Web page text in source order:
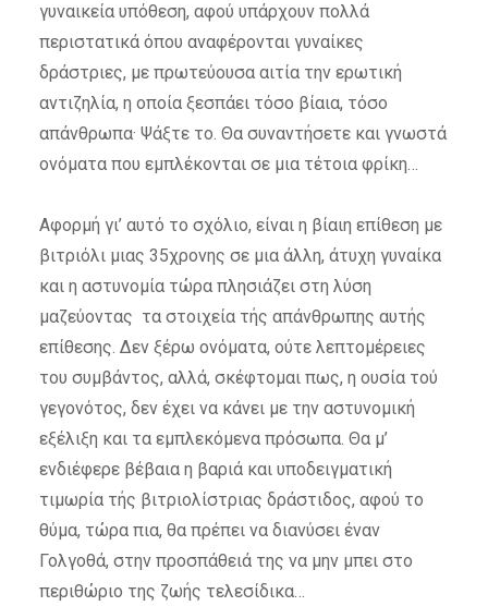
γυναικεία υπόθεση, αφού υπάρχουν πολλά
περιστατικά όπου αναφέρονται γυναίκες
δράστριες, με πρωτεύουσα αιτία την ερωτική
αντιζηλία, η οποία ξεσπάει τόσο βίαια, τόσο
απάνθρωπα· Ψάξτε το. Θα συναντήσετε και γνωστά
ονόματα που εμπλέκονται σε μια τέτοια φρίκη…
Αφορμή γι’ αυτό το σχόλιο, είναι η βίαιη επίθεση με
βιτριόλι μιας 35χρονης σε μια άλλη, άτυχη γυναίκα
και η αστυνομία τώρα πλησιάζει στη λύση
μαζεύοντας τα στοιχεία τής απάνθρωπης αυτής
επίθεσης. Δεν ξέρω ονόματα, ούτε λεπτομέρειες
του συμβάντος, αλλά, σκέφτομαι πως, η ουσία τού
γεγονότος, δεν έχει να κάνει με την αστυνομική
εξέλιξη και τα εμπλεκόμενα πρόσωπα. Θα μ’
ενδιέφερε βέβαια η βαριά και υποδειγματική
τιμωρία τής βιτριολίστριας δράστιδος, αφού το
θύμα, τώρα πια, θα πρέπει να διανύσει έναν
Γολγοθά, στην προσπάθειά της να μην μπει στο
περιθώριο της ζωής τελεσίδικα…